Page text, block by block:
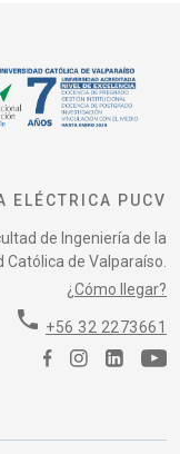
ELÉCTRICA PUCV
de Ingeniería de la
Católica de Valparaíso.
¿Cómo llegar?
phone +56 32 2273661